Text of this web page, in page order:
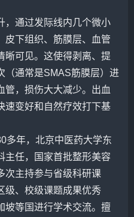
，通过发际线内几个微小
皮下组织、筋膜层、血管
晰可见。这使得剥离、提
（通常是SMAS筋膜层）进
管，损伤大大减少。出血
速变好和自然疗效打下基
多年，北京中医药大学东
主任，国家首批整形美容
次主持参与省级科研课
级、校级课题成果优秀
坡等国进行学术交流。擅